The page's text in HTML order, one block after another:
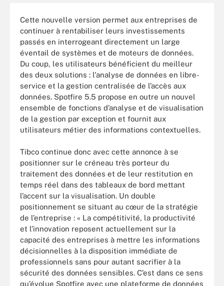
Cette nouvelle version permet aux entreprises de
continuer à rentabiliser leurs investissements
passés en interrogeant directement un large
éventail de systèmes et de moteurs de données.
Du coup, les utilisateurs bénéficient du meilleur
des deux solutions : l'analyse de données en libre-
service et la gestion centralisée de l’accès aux
données. Spotfire 5.5 propose en outre un nouvel
ensemble de fonctions d’analyse et de visualisation
de la gestion par exception et fournit aux
utilisateurs métier des informations contextuelles.
Tibco continue donc avec cette annonce à se
positionner sur le créneau très porteur du
traitement des données et de leur restitution en
temps réel dans des tableaux de bord mettant
l’accent sur la visualisation. Un double
positionnement se situant au cœur de la stratégie
de l’entreprise : « La compétitivité, la productivité
et l’innovation reposent actuellement sur la
capacité des entreprises à mettre les informations
décisionnelles à la disposition immédiate de
professionnels sans pour autant sacrifier à la
sécurité des données sensibles. C’est dans ce sens
qu’évolue Spotfire avec une plateforme de données